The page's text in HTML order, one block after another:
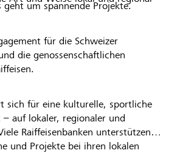
geht um spannende Projekte.
für die Schweizer
die genossenschaftlichen
sich für eine kulturelle, sportliche
– auf lokaler, regionaler und
Raiffeisenbanken unterstützen
und Projekte bei ihren lokalen